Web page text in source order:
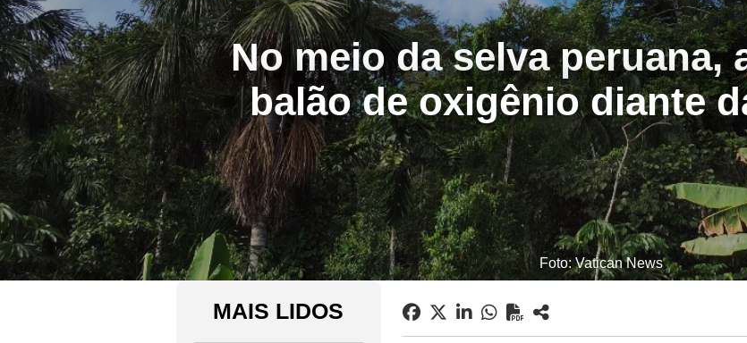
No meio da selva peruana,
balão de oxigênio diante
Foto: Vatican News
MAIS LIDOS